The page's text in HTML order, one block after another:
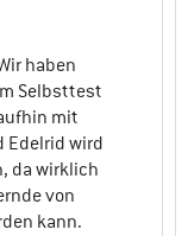
haben
Selbsttest
mit
Edelrid wird
da wirklich
von
kann.